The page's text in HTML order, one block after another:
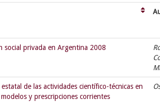
social privada en Argentina 2008
de las actividades científico-técnicas en
y prescripciones corrientes